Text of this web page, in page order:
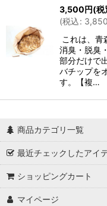
3,500円(税
(税込: 3,850
これは、青
消臭・脱臭
部分だけで
バチップを
す。【複…
商品カテゴリ一覧
最近チェックしたアイ
ショッピングカート
マイページ